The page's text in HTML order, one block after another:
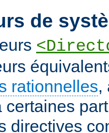
de
rationnelles,
certaines
directives